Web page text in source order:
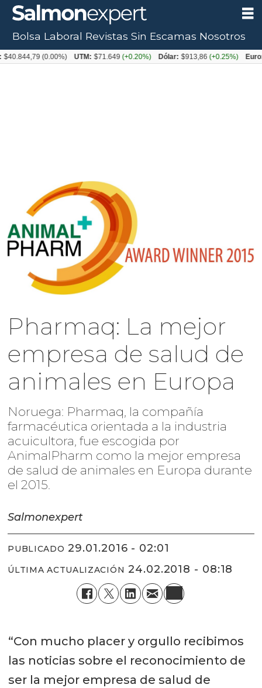
Pharmaq: La mejor
empresa de salud de
animales en Europa
Noruega: Pharmaq, la compañía
farmacéutica orientada a la industria
acuicultora, fue escogida por
AnimalPharm como la mejor empresa
de salud de animales en Europa durante
el 2015.
Salmonexpert
PUBLICADO 29.01.2016 - 02:01
ÚLTIMA ACTUALIZACIÓN 24.02.2018 - 08:18
“Con mucho placer y orgullo recibimos
las noticias sobre el reconocimiento de
ser la mejor empresa de salud de
Bolsa Laboral Revistas Sin Escamas Nosotros
(0.00%) UTM: $71.649(+0.20%) Dólar: $913,86(+0.25%) Euro: